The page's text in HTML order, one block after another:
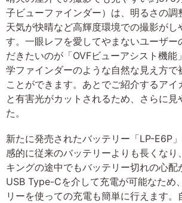
子ビューファインダー）は、明るさの調
天気が快晴など高輝度環境での撮影がし
す。一眼レフを愛してやまないユーザー
だきたいのが「OVFビューアシスト機能
学ファインダーのような自然な見え方で
ことができます。あとでご紹介するアイ
と有害光がカットされるため、さらに見
た。
新たに発売されたバッテリー「LP-E6P
感的に従来のバッテリーよりも長くなり
キングの途中でもバッテリー切れの心配
USB Type-Cを介して充電が可能なため
リーを使っての充電も簡単に行えます。